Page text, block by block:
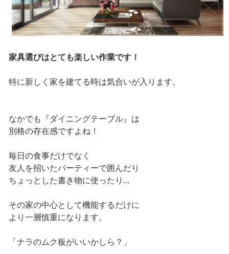
家具選びはとても楽しい作業です！
特に新しく家を建てる時は気合いが入ります。
なかでも『ダイニングテーブル』は
別格の存在感ですよね！
毎日の食事だけでなく
友人を招いたパーティーで囲んだり
ちょっとした書き物に使ったり...
その家の中心として機能するだけに
より一層慎重になります。
「ナラのムク板がいいかしら？」